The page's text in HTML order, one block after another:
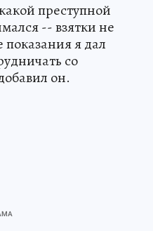
преступной
-- взятки не
показания я дал
со
он.